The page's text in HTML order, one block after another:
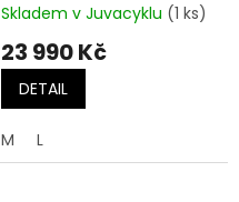
Skladem v Juvacyklu (1 ks)
23 990 Kč
DETAIL
M L